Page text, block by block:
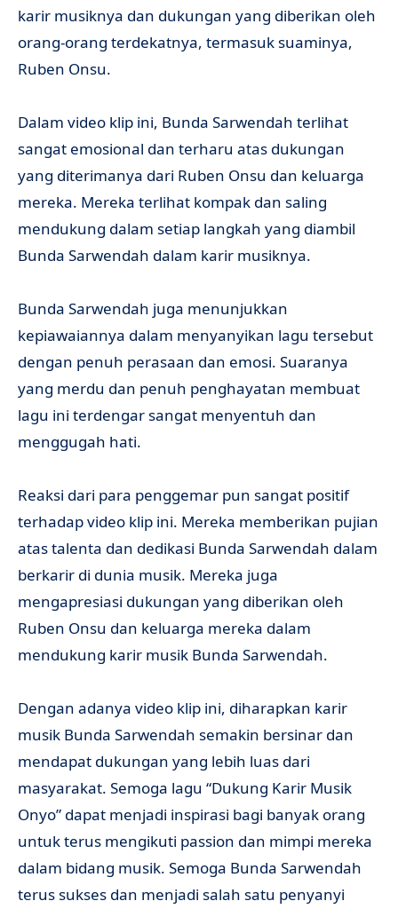
karir musiknya dan dukungan yang diberikan oleh
orang-orang terdekatnya, termasuk suaminya,
Ruben Onsu.
Dalam video klip ini, Bunda Sarwendah terlihat
sangat emosional dan terharu atas dukungan
yang diterimanya dari Ruben Onsu dan keluarga
mereka. Mereka terlihat kompak dan saling
mendukung dalam setiap langkah yang diambil
Bunda Sarwendah dalam karir musiknya.
Bunda Sarwendah juga menunjukkan
kepiawaiannya dalam menyanyikan lagu tersebut
dengan penuh perasaan dan emosi. Suaranya
yang merdu dan penuh penghayatan membuat
lagu ini terdengar sangat menyentuh dan
menggugah hati.
Reaksi dari para penggemar pun sangat positif
terhadap video klip ini. Mereka memberikan pujian
atas talenta dan dedikasi Bunda Sarwendah dalam
berkarir di dunia musik. Mereka juga
mengapresiasi dukungan yang diberikan oleh
Ruben Onsu dan keluarga mereka dalam
mendukung karir musik Bunda Sarwendah.
Dengan adanya video klip ini, diharapkan karir
musik Bunda Sarwendah semakin bersinar dan
mendapat dukungan yang lebih luas dari
masyarakat. Semoga lagu “Dukung Karir Musik
Onyo” dapat menjadi inspirasi bagi banyak orang
untuk terus mengikuti passion dan mimpi mereka
dalam bidang musik. Semoga Bunda Sarwendah
terus sukses dan menjadi salah satu penyanyi